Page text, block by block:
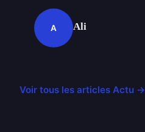
A Ali
Voir tous les articles Actu →